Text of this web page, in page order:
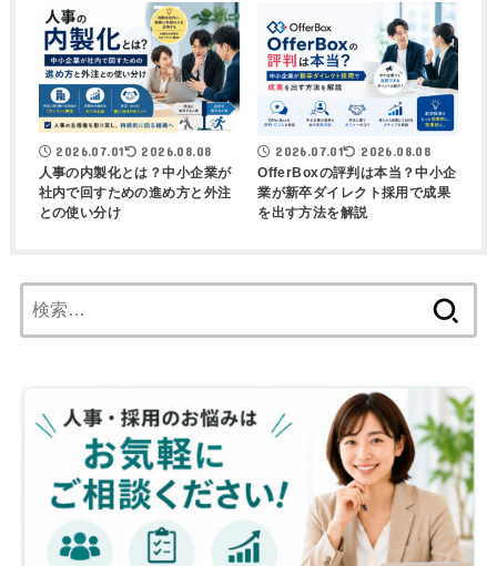
2026.07.01 2026.08.08
人事の内製化とは？中小企業が
社内で回すための進め方と外注
との使い分け
2026.07.01 2026.08.08
OfferBoxの評判は本当？中小企
業が新卒ダイレクト採用で成果
を出す方法を解説
索: